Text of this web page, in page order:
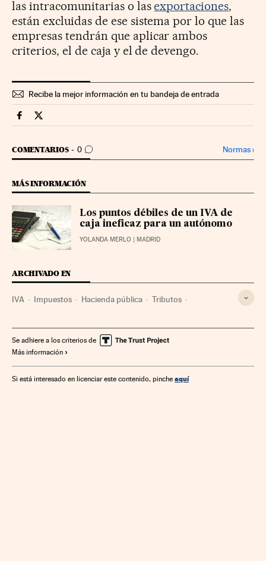
las intracomunitarias o lasexportaciones,
están excluidas de ese sistema por lo que las
empresas tendrán que aplicar ambos
criterios, el de caja y el de devengo.
Recibe la mejor información en tu bandeja de entrada
Territorio Pyme Cinco Días en Facebook
Territorio Pyme Cinco Días en Twitter
COMENTARIOS 0
IR A LOS COMENTARIOS Normas›
MÁS INFORMACIÓN
Los puntos débiles de un IVA de
caja ineficaz para un autónomo
YOLANDA MERLO | MADRID
ARCHIVADO EN
IVA Impuestos Hacienda pública Tributos
Administración pública Política Finanzas
Se adhiere a los criterios de
Más información
Si está interesado en licenciar este contenido, pinche aquí